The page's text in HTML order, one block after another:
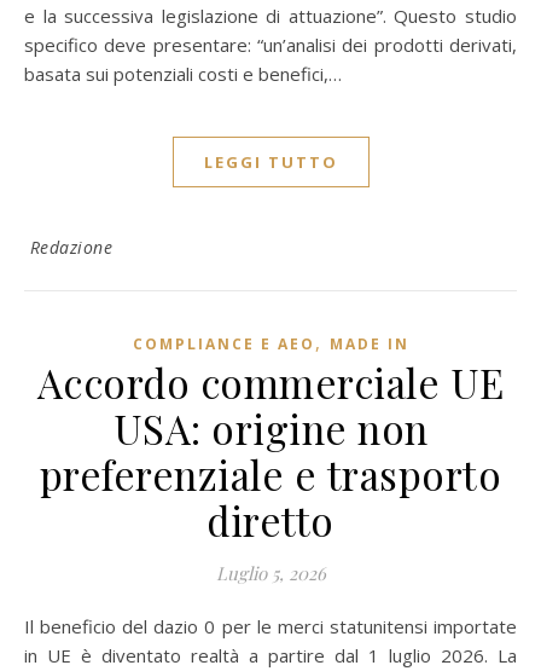
e la successiva legislazione di attuazione”. Questo studio
specifico deve presentare: “un’analisi dei prodotti derivati,
basata sui potenziali costi e benefici,…
LEGGI TUTTO
Redazione
COMPLIANCE E AEO , MADE IN
Accordo commerciale UE
USA: origine non
preferenziale e trasporto
diretto
Luglio 5, 2026
Il beneficio del dazio 0 per le merci statunitensi importate
in UE è diventato realtà a partire dal 1 luglio 2026. La